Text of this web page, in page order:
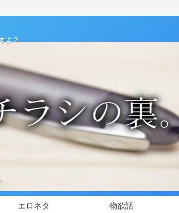
よ？
エロネタ
物欲話